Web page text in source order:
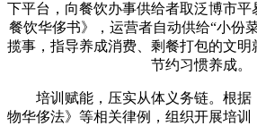
下平台，向餐饮办事供给者取泛博市平
餐饮华侈书》，运营者自动供给“小份
揽事，指导养成消费、剩餐打包的文明
节约习惯养成。
培训赋能，压实从体义务链。根据
物华侈法》等相关律例，组织开展培训